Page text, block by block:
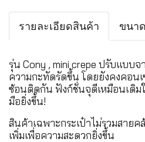
รายละเอียดสินค้า ขนาด
รุ่น Cony , mini crepe ปรับแบบ
ความกะทัดรัดขึ้น โดยยังคงคอนเ
ซ้อนติดกัน ฟังก์ชั่นจุดีเหมือนเดิม
มือยิ่งขึ้น!
สินค้าเฉพาะกระเป๋าไม่รวมสาย
เพิ่มเพื่อความสะดวกยิ่งขึ้น